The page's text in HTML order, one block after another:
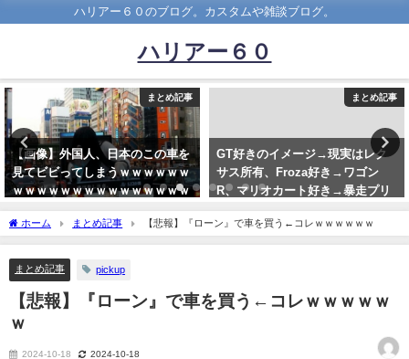
ハリアー６０のブログ。カスタムや雑談ブログ。
ハリアー６０
まとめ記事
【画像】外国人、日本のこの車を
見てビビってしまうｗｗｗｗｗｗ
ｗｗｗｗｗｗｗｗｗｗｗｗｗｗｗ
ｗｗ
まとめ記事
GT好きのイメージ→現実はレク
サス所有、Froza好き→ワゴン
R、マリオカート好き→暴走プリ
ウス
ホーム まとめ記事 【悲報】『ローン』で車を買う←コレｗｗｗｗｗｗ
まとめ記事 pickup
【悲報】『ローン』で車を買う←コレｗｗｗｗｗ
ｗ
2024-10-18 2024-10-18